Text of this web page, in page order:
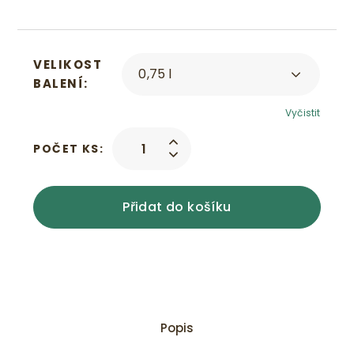
VELIKOST
BALENÍ
Vyčistit
POČET KS:
Přidat do košíku
Popis